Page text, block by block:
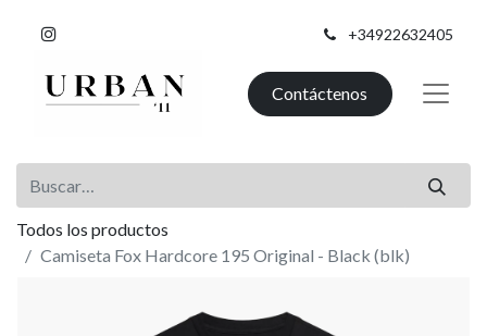
+34922632405
Contáctenos
Todos los productos
Camiseta Fox Hardcore 195 Original - Black (blk)